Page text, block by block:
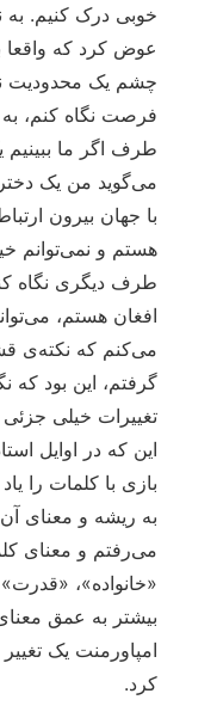
خوبی درک کنیم. به
عوض کرد که واقعا
چشم یک محدودیت
فرصت نگاه کنم،
طرف اگر ما
می‌گوید من یک
با جهان بیرون
هستم و نمی‌توانم
طرف دیگری نگاه
افغان هستم،
می‌کنم که نکته‌ی
گرفتم، این بود که
تغییرات خیلی
این که در اوایل
بازی با کلمات را
به ریشه و معنای
می‌رفتم و معنای
«خانواده»،
بیشتر به عمق
امپاورمنت یک
کرد.